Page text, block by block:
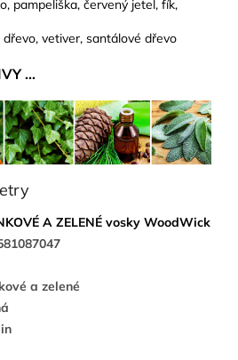
pampeliška, červený jetel, fík,
dřevo, vetiver, santálové dřevo
...
A ZELENÉ vosky WoodWick
a zelené